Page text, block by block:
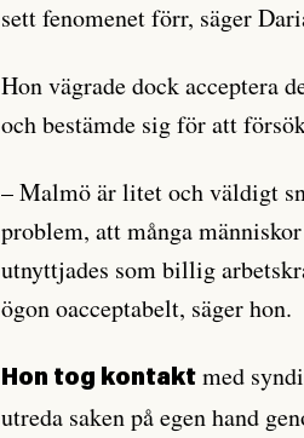
sett fenomenet förr, säger
Hon vägrade dock acceptera
och bestämde sig för att
– Malmö är litet och väldigt
problem, att många
utnyttjades som billig
ögon oacceptabelt, säger hon.
Hon tog kontakt med
utreda saken på egen hand